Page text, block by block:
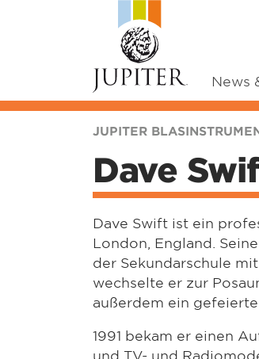
News
JUPITER
Dave
Dave Swift ist ein
London, England.
der Sekundarschule
wechselte er zur
außerdem ein
1991 bekam er einen
und TV- und